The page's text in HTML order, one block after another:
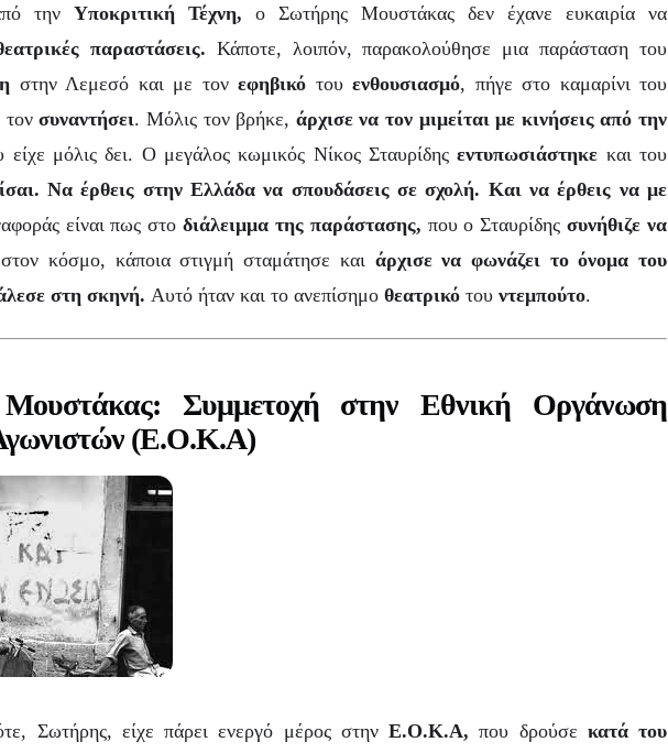
την Υποκριτική Τέχνη, ο Σωτήρης Μουστάκας δεν έχανε ευκαιρία να
παραστάσεις. Κάποτε, λοιπόν, παρακολούθησε μια παράσταση του
στην Λεμεσό και με τονεφηβικό τουενθουσιασμό, πήγε στο καμαρίνι του
τονσυναντήσει. Μόλις τον βρήκε, άρχισε να τον μιμείται με κινήσεις από την
είχε μόλις δει. Ο μεγάλος κωμικός Νίκος Σταυρίδηςεντυπωσιάστηκε και του
Να έρθεις στην Ελλάδα να σπουδάσεις σε σχολή. Και να έρθεις να με
είναι πως στοδιάλειμμα της παράστασης, που ο Σταυρίδηςσυνήθιζε να
κόσμο, κάποια στιγμή σταμάτησε και άρχισε να φωνάζει το όνομα του
στη σκηνή. Αυτό ήταν και το ανεπίσημο θεατρικό του ντεμπούτο.
Συμμετοχή στην Εθνική Οργάνωση
(Ε.Ο.Κ.Α)
Σωτήρης, είχε πάρει ενεργό μέρος στηνΕ.Ο.Κ.Α, που δρούσε κατά του